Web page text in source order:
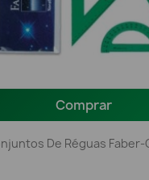
Comprar
De Réguas Faber-